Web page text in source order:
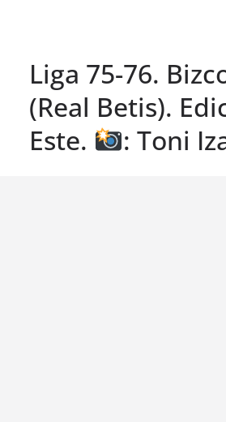
Liga 75-76.
(Real Betis).
Este.
: Toni